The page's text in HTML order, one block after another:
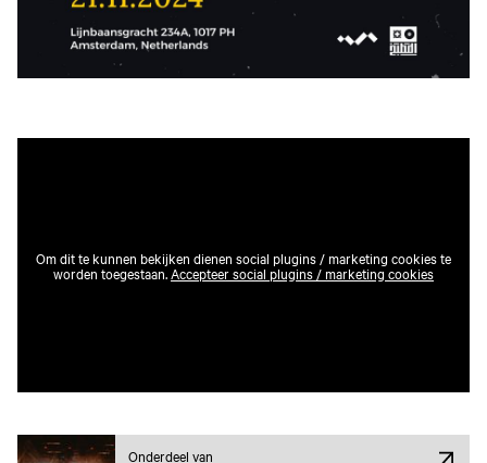
Om dit te kunnen bekijken dienen social plugins / marketing cookies te
worden toegestaan.Accepteer social plugins / marketing cookies
Onderdeel van